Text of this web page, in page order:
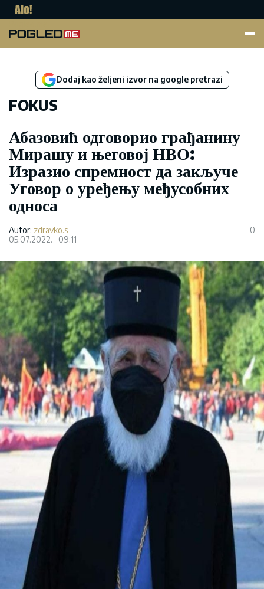
Dodaj kao željeni izvor na google pretrazi
FOKUS
Абазовић одговорио грађанину
Мирашу и његовој НВО:
Изразио спремност да закључе
Уговор о уређењу међусобних
односа
Autor: zdravko.s
05.07.2022.
09:11
0